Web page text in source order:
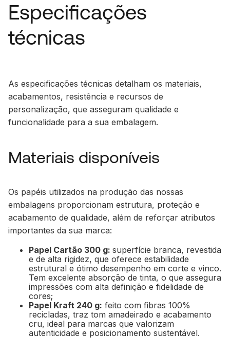
Especificações
técnicas
As especificações técnicas detalham os materiais,
acabamentos, resistência e recursos de
personalização, que asseguram qualidade e
funcionalidade para a sua embalagem.
Materiais disponíveis
Os papéis utilizados na produção das nossas
embalagens proporcionam estrutura, proteção e
acabamento de qualidade, além de reforçar atributos
importantes da sua marca:
Papel Cartão 300 g: superfície branca, revestida
e de alta rigidez, que oferece estabilidade
estrutural e ótimo desempenho em corte e vinco.
Tem excelente absorção de tinta, o que assegura
impressões com alta definição e fidelidade de
cores;
Papel Kraft 240 g: feito com fibras 100%
recicladas, traz tom amadeirado e acabamento
cru, ideal para marcas que valorizam
autenticidade e posicionamento sustentável.